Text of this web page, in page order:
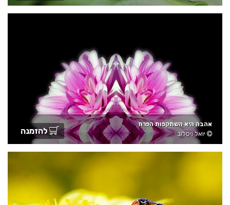
אהבה היא השתקפות הפרח
יואל ויסלוב
להזמנה